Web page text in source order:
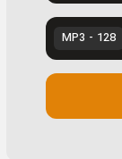
128 - MP3